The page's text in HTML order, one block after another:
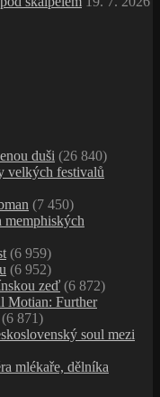
duši (26 840)
velkých festivalů
(7 450)
memphiských
(6 959)
(6 952)
zeď (6 872)
Motian: Further
(6 871)
soul mezi
mlékaře, dělníka